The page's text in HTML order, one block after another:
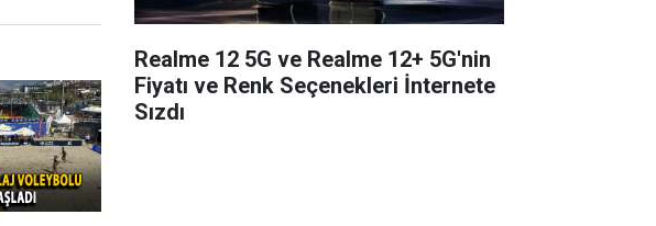
Realme 12 5G ve Realme 12+ 5G'nin
Fiyatı ve Renk Seçenekleri İnternete
Sızdı